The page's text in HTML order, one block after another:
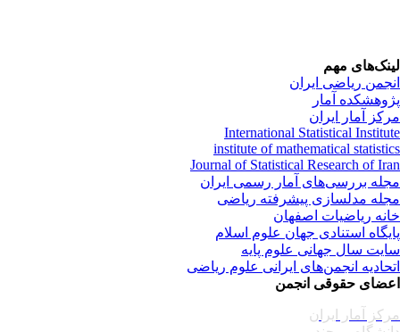
مهم
ریاضی ایران
آمار
آمار ایران
International Statistical
institute of mathematical
Journal of Statistical Research of
بررسی‌های آمار رسمی ایران
مدلسازی پیشرفته ریاضی
ریاضیات اصفهان
استنادی جهان علوم اسلام
سال جهانی علوم پایه
انجمن‌های ایرانی علوم ریاضی
حقوقی انجمن
آمار ایران